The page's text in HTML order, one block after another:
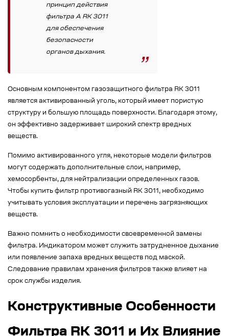
принцип действия
фильтра А RK 3011
для обеспечения
безопасности
органов дыхания.
Основным компонентом газозащитного фильтра RK 3011
является активированный уголь, который имеет пористую
структуру и большую площадь поверхности. Благодаря этому,
он эффективно задерживает широкий спектр вредных
веществ.
Помимо активированного угля, некоторые модели фильтров
могут содержать дополнительные слои, например,
хемосорбенты, для нейтрализации определенных газов.
Чтобы купить фильтр противогазный RK 3011, необходимо
учитывать условия эксплуатации и перечень загрязняющих
веществ.
Важно помнить о необходимости своевременной замены
фильтра. Индикатором может служить затрудненное дыхание
или появление запаха вредных веществ под маской.
Следование правилам хранения фильтров также влияет на
срок службы изделия.
Конструктивные Особенности
Фильтра RK 3011 и Их Влияние